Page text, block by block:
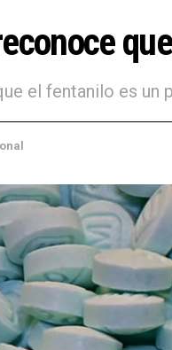
el fentanilo es